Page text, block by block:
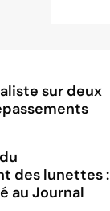
sur deux
des lunettes :
au Journal